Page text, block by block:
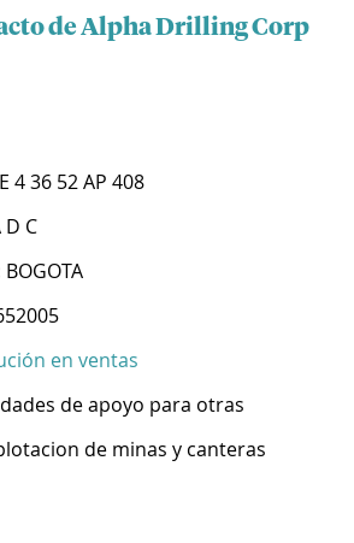
de Alpha Drilling Corp
4 36 52 AP 408
D C
BOGOTA
en ventas
de apoyo para otras
de minas y canteras